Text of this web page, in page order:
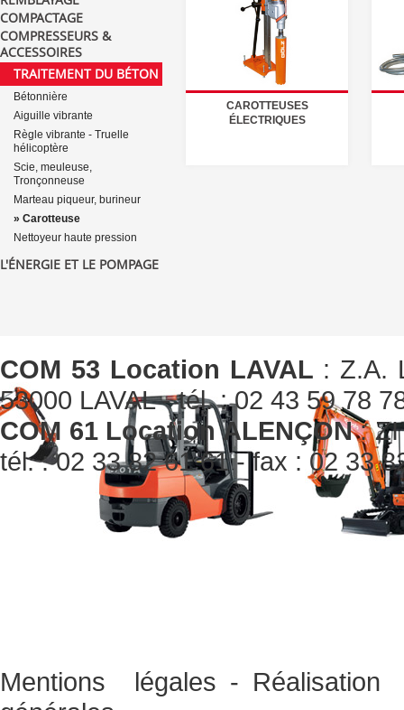
COMPACTAGE
COMPRESSEURS &
ACCESSOIRES
TRAITEMENT DU BÉTON
Bétonnière
Aiguille vibrante
Règle vibrante - Truelle
hélicoptère
Scie, meuleuse,
Tronçonneuse
Marteau piqueur, burineur
» Carotteuse
Nettoyeur haute pression
L'ÉNERGIE ET LE POMPAGE
CAROTTEUSES
ÉLECTRIQUES
COM 53 Location LAVAL : Z.A.
53000 LAVAL - tél. : 02 43 59 78
COM 61 Location ALENÇON: ZI
tél. : 02 33 82 61 61 - fax : 02 33
Mentions légales -